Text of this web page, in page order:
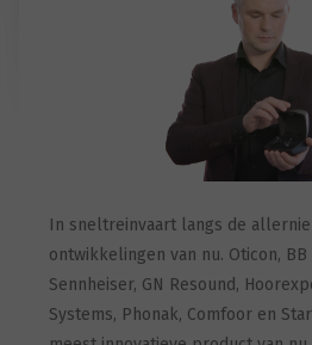
In sneltreinvaart langs de
ontwikkelingen van nu. Oticon, BB
Sennheiser, GN Resound,
Systems, Phonak, Comfoor en